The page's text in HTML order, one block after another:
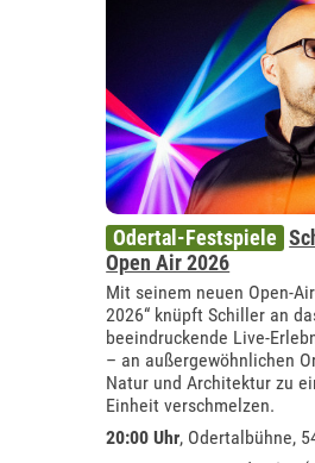
Odertal-Festspiele
Open Air 2026
Mit seinem neuen Open-
2026“ knüpft Schiller an
beeindruckende Live-
– an außergewöhnlichen
Natur und Architektur zu
Einheit verschmelzen.
20:00 Uhr, Odertalbühne,